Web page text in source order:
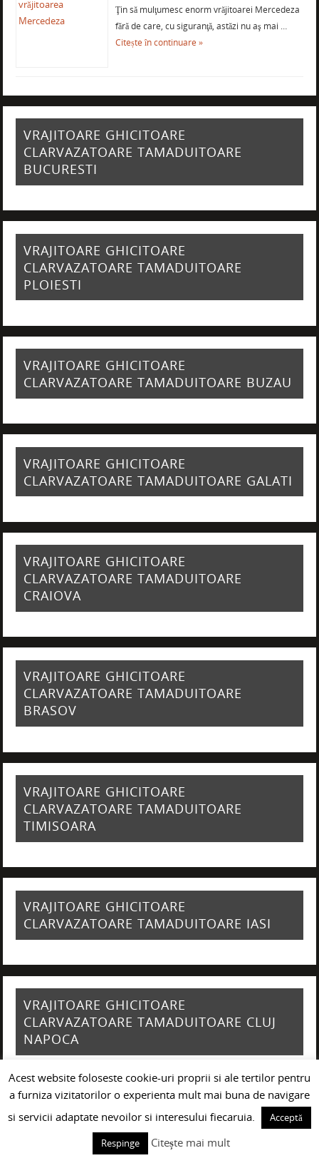
Ţin să mulţumesc enorm vrăjitoarei Mercedeza
fără de care, cu siguranţă, astăzi nu aş mai …
Citește în continuare »
VRAJITOARE GHICITOARE
CLARVAZATOARE TAMADUITOARE
BUCURESTI
VRAJITOARE GHICITOARE
CLARVAZATOARE TAMADUITOARE
PLOIESTI
VRAJITOARE GHICITOARE
CLARVAZATOARE TAMADUITOARE BUZAU
VRAJITOARE GHICITOARE
CLARVAZATOARE TAMADUITOARE GALATI
VRAJITOARE GHICITOARE
CLARVAZATOARE TAMADUITOARE
CRAIOVA
VRAJITOARE GHICITOARE
CLARVAZATOARE TAMADUITOARE
BRASOV
VRAJITOARE GHICITOARE
CLARVAZATOARE TAMADUITOARE
TIMISOARA
VRAJITOARE GHICITOARE
CLARVAZATOARE TAMADUITOARE IASI
VRAJITOARE GHICITOARE
CLARVAZATOARE TAMADUITOARE CLUJ
NAPOCA
VRAJITOARE GHICITOARE
CLARVAZATOARE TAMADUITOARE
Acest website foloseste cookie-uri proprii si ale tertilor pentru
a furniza vizitatorilor o experienta mult mai buna de navigare
si servicii adaptate nevoilor si interesului fiecaruia.
Acceptă
Respinge
Citește mai mult